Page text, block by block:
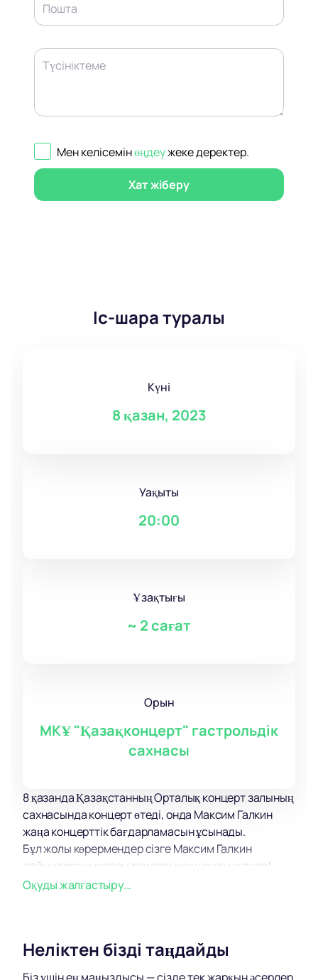
Пошта
Түсініктеме
Мен келісемінөңдеужеке деректер.
Хат жіберу
Іс-шара туралы
Күні
8 қазан, 2023
Уақыты
20:00
Ұзақтығы
~ 2 сағат
Орын
МКҰ "Қазақконцерт" гастрольдік
сахнасы
8 қазанда Қазақстанның Орталық концерт залының
сахнасында концерт өтеді, онда Максим Галкин
жаңа концерттік бағдарламасын ұсынады.
Бұл жолы көрермендер сізге Максим Галкин
дайындаған мүлдем теңдесі жоқ шоуды күтуде!
Сүйікті Максим Галкин өз жұмысының
эмоциялар мен тамаша көңіл-күй сыйлайды.
Оқуды жалғастыру...
Неліктен бізді таңдайды